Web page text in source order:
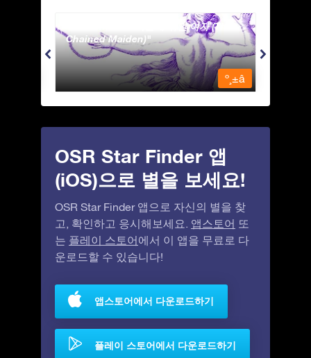
Andromeda - 사슬에 묶인 여자 (The
Chained Maiden)
º¸±â
OSR Star Finder 앱
(iOS)으로 별을 보세요!
OSR Star Finder 앱으로 자신의 별을 찾
고, 확인하고 응시해보세요. 앱스토어 또
는 플레이 스토어 에서 이 앱을 무료로 다
운로드할 수 있습니다!
앱스토어에서 다운로드하기
플레이 스토어에서 다운로드하기